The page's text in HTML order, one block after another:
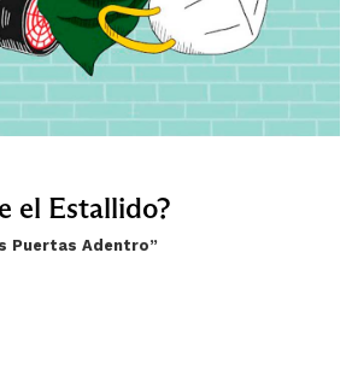
el Estallido?
Puertas Adentro”